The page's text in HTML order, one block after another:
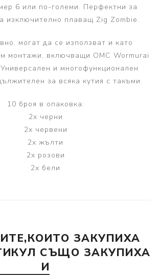
6 или по-големи. Перфектни за
изключително плаващ Zig Zombie.
могат да се използват и като
монтажи, включващи OMC Wormurai
и многофункционален
за всяка кутия с такъми.
10 броя в опаковка:
2x черни
2x червени
2x жълти
2x розови
2x бели
ЗАКУПИХА
СЪЩО ЗАКУПИХА
И